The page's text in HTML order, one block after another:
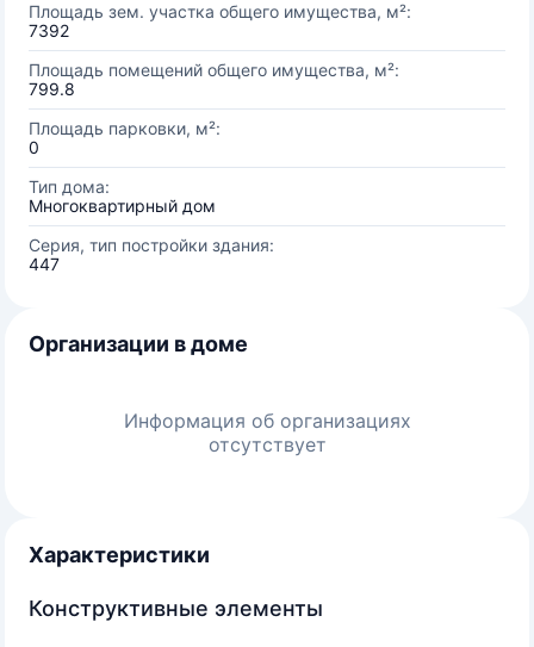
Площадь зем. участка общего имущества, м²:
7392
Площадь помещений общего имущества, м²:
799.8
Площадь парковки, м²:
0
Тип дома:
Многоквартирный дом
Серия, тип постройки здания:
447
Организации в доме
Информация об организациях
отсутствует
Характеристики
Конструктивные элементы